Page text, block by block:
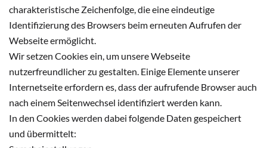
charakteristische Zeichenfolge, die eine eindeutige
Identifizierung des Browsers beim erneuten Aufrufen der
Webseite ermöglicht.
Wir setzen Cookies ein, um unsere Webseite
nutzerfreundlicher zu gestalten. Einige Elemente unserer
Internetseite erfordern es, dass der aufrufende Browser auch
nach einem Seitenwechsel identifiziert werden kann.
In den Cookies werden dabei folgende Daten gespeichert
und übermittelt: